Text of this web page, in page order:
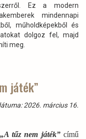
Ez a modern
mindennapi
műholdképekből és
dolgoz fel, majd
meg.
játék”
2026. március 16.
„A tűz nem játék” című